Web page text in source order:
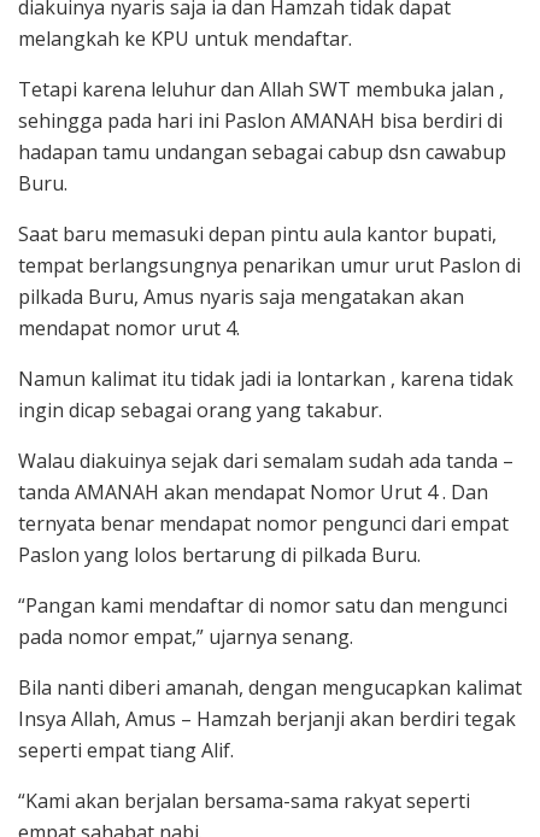
diakuinya nyaris saja ia dan Hamzah tidak dapat
melangkah ke KPU untuk mendaftar.
Tetapi karena leluhur dan Allah SWT membuka jalan ,
sehingga pada hari ini Paslon AMANAH bisa berdiri di
hadapan tamu undangan sebagai cabup dsn cawabup
Buru.
Saat baru memasuki depan pintu aula kantor bupati,
tempat berlangsungnya penarikan umur urut Paslon di
pilkada Buru, Amus nyaris saja mengatakan akan
mendapat nomor urut 4.
Namun kalimat itu tidak jadi ia lontarkan , karena tidak
ingin dicap sebagai orang yang takabur.
Walau diakuinya sejak dari semalam sudah ada tanda –
tanda AMANAH akan mendapat Nomor Urut 4 . Dan
ternyata benar mendapat nomor pengunci dari empat
Paslon yang lolos bertarung di pilkada Buru.
“Pangan kami mendaftar di nomor satu dan mengunci
pada nomor empat,” ujarnya senang.
Bila nanti diberi amanah, dengan mengucapkan kalimat
Insya Allah, Amus – Hamzah berjanji akan berdiri tegak
seperti empat tiang Alif.
“Kami akan berjalan bersama-sama rakyat seperti